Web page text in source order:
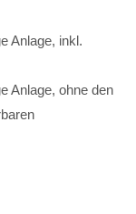
Anlage, inkl.
Anlage, ohne den